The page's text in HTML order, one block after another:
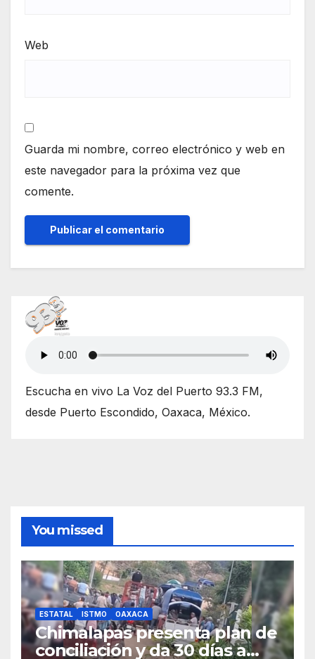
Web
Guarda mi nombre, correo electrónico y web en
este navegador para la próxima vez que
comente.
Escucha en vivo La Voz del Puerto 93.3 FM,
desde Puerto Escondido, Oaxaca, México.
You missed
ESTATAL ISTMO OAXACA
Chimalapas presenta plan de
conciliación y da 30 días a